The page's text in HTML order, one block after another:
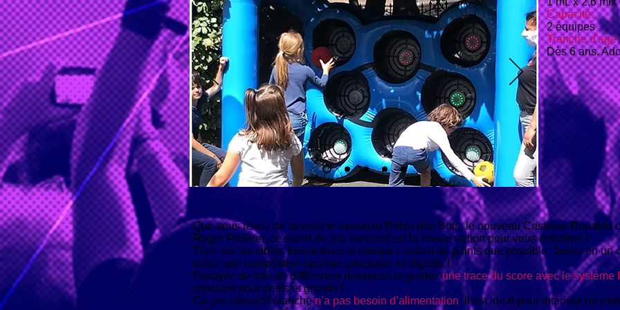
Capacité:
2 équipes
Tranche d'age:
Dès 6 ans.
Que vous rêvez de devenir le nouveau Robin des Bois, le nouveau Cristiano Ronaldo
Roger Federer, ce stand de jeu interactif est la bonne option pour vous entraîner !
Tirez sur les cibles interactives et marquez autant de points que possible. Jouez en un
créez une compétition sportive amusante et digitale !
Essayez de tirer de différentes distances et gardezune trace du score avec le système
amusant pour petits et grands !
Ce jeu interactif étanchen’a pas besoin d’alimentation, il est idéal pour intérieur ou